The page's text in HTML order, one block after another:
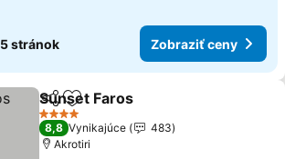
5 stránok Zobraziť ceny
ZdieľaťPridať do obľúbených
Sunset Faros
4 Počet hviezdičiek
8,8 Vynikajúce
483
Akrotiri